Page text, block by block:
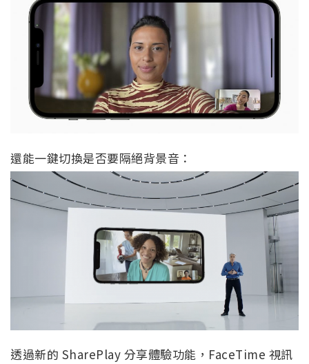
還能一鍵切換是否要隔絕背景音：
透過新的 SharePlay 分享體驗功能，FaceTime 視訊